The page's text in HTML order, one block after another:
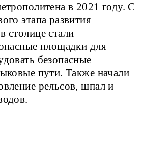
в 2021 году. С
этапа развития
столице стали
площадки для
безопасные
пути. Также начали
рельсов, шпал и